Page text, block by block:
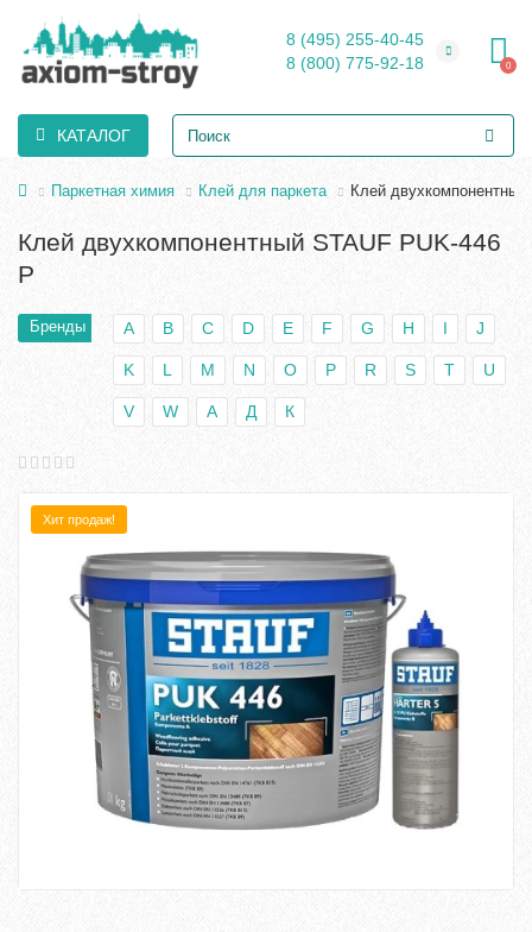
8 (495) 255-40-45
8 (800) 775-92-18
0
КАТАЛОГ
Паркетная химия Клей для паркета Клей
Клей двухкомпонентный STAUF PUK-446
P
Бренды A B C D E F G H I J
K L M N O P R S T U
V W А Д К
Хит продаж!